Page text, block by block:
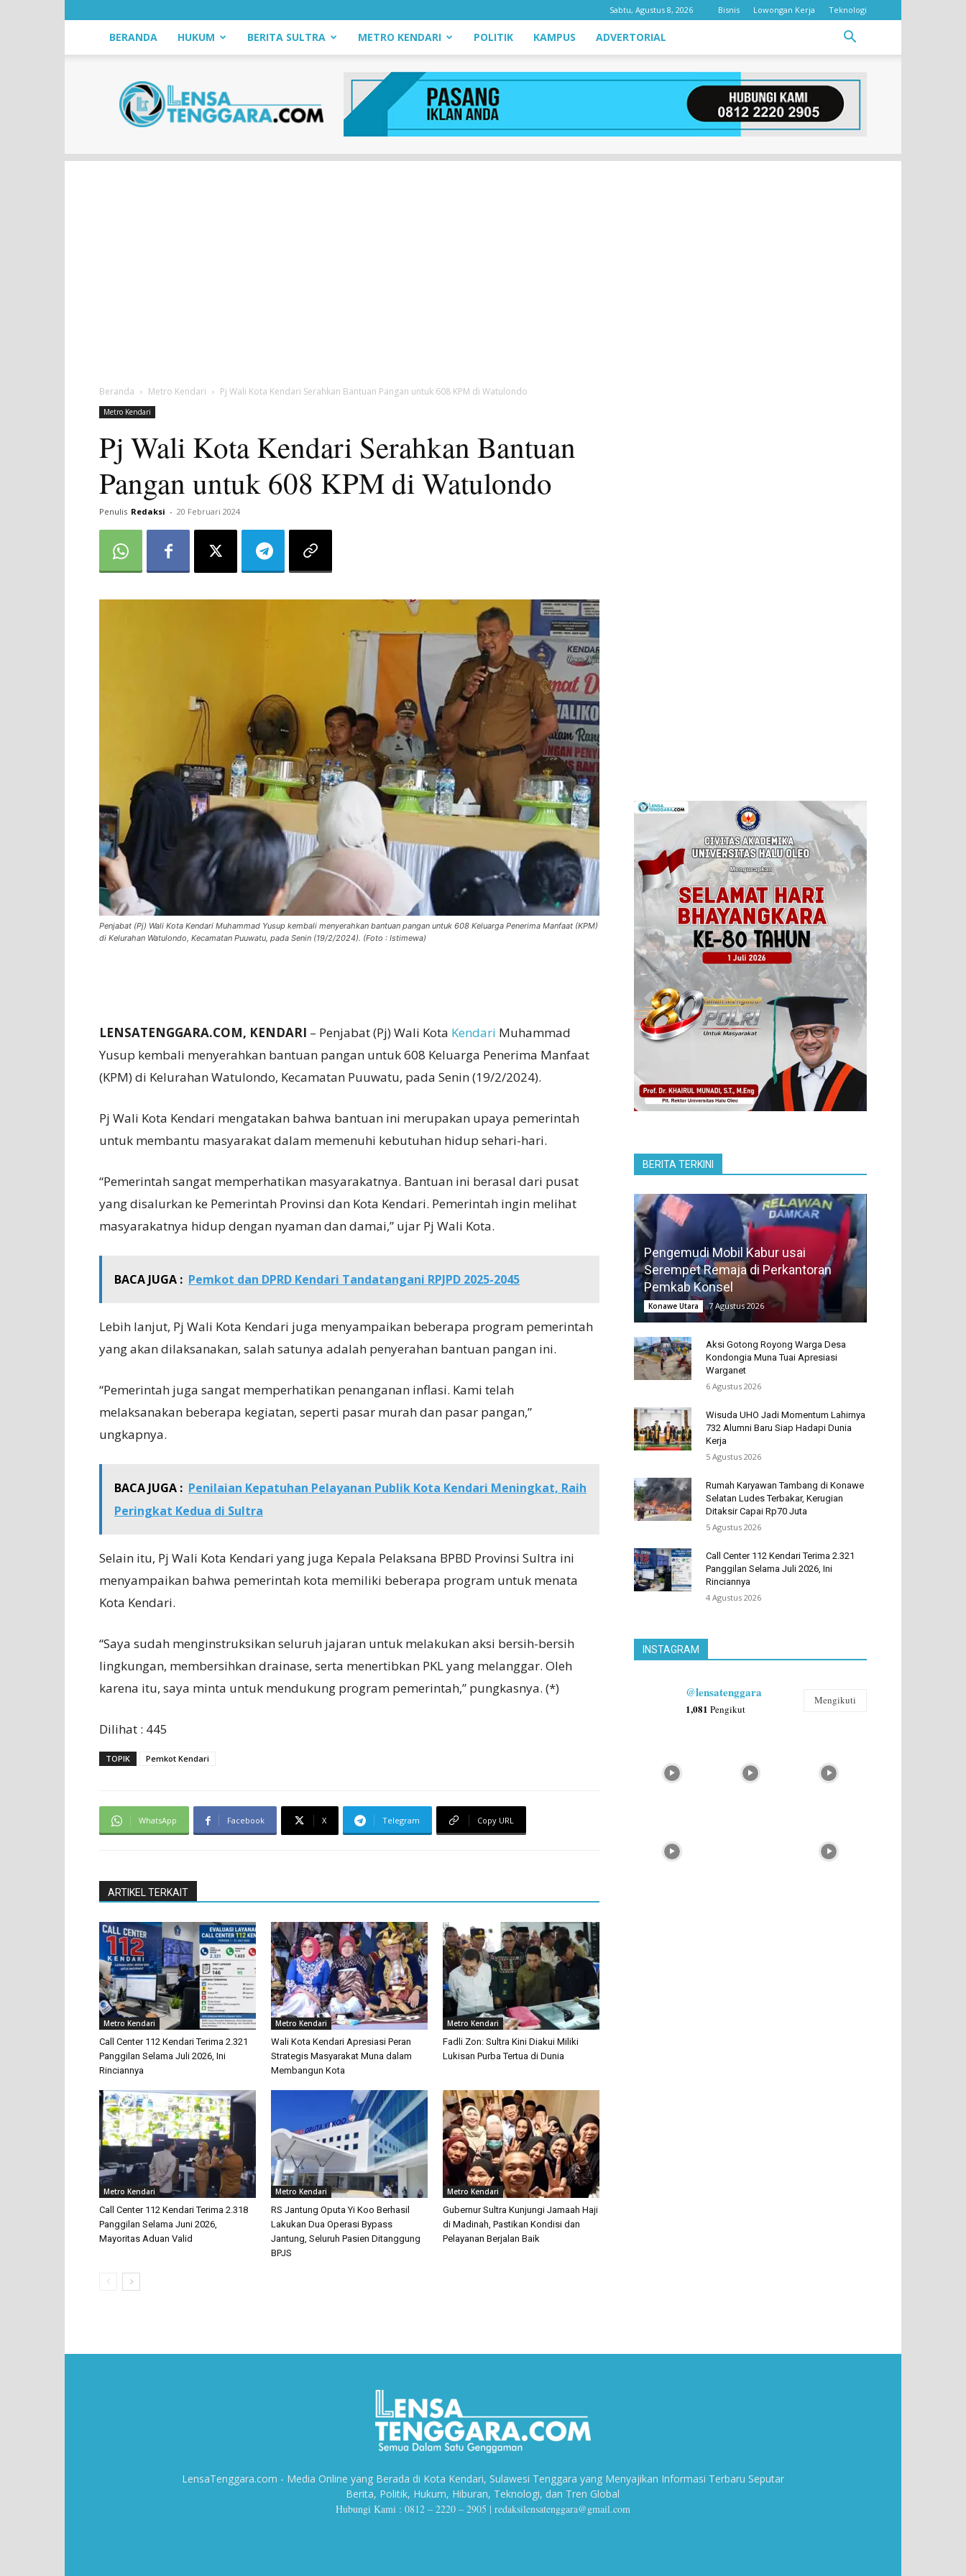
Sabtu, Agustus 8, 2026 Bisnis Lowongan Kerja Teknologi
BERANDA HUKUM BERITA SULTRA METRO KENDARI POLITIK KAMPUS ADVERTORIAL
LensaTenggara.com
Beranda Metro Kendari Pj Wali Kota Kendari Serahkan Bantuan Pangan untuk 608 KPM di Watulondo
Metro Kendari
Pj Wali Kota Kendari Serahkan Bantuan
Pangan untuk 608 KPM di Watulondo
Penulis Redaksi - 20 Februari 2024
Penjabat (Pj) Wali Kota Kendari Muhammad Yusup kembali menyerahkan bantuan pangan untuk 608 Keluarga Penerima Manfaat (KPM)
di Kelurahan Watulondo, Kecamatan Puuwatu, pada Senin (19/2/2024). (Foto : Istimewa)
LENSATENGGARA.COM, KENDARI – Penjabat (Pj) Wali Kota Kendari Muhammad
Yusup kembali menyerahkan bantuan pangan untuk 608 Keluarga Penerima Manfaat
(KPM) di Kelurahan Watulondo, Kecamatan Puuwatu, pada Senin (19/2/2024).
Pj Wali Kota Kendari mengatakan bahwa bantuan ini merupakan upaya pemerintah
untuk membantu masyarakat dalam memenuhi kebutuhan hidup sehari-hari.
“Pemerintah sangat memperhatikan masyarakatnya. Bantuan ini berasal dari pusat
yang disalurkan ke Pemerintah Provinsi dan Kota Kendari. Pemerintah ingin melihat
masyarakatnya hidup dengan nyaman dan damai,” ujar Pj Wali Kota.
BACA JUGA : Pemkot dan DPRD Kendari Tandatangani RPJPD 2025-2045
Lebih lanjut, Pj Wali Kota Kendari juga menyampaikan beberapa program pemerintah
yang akan dilaksanakan, salah satunya adalah penyerahan bantuan pangan ini.
“Pemerintah juga sangat memperhatikan penanganan inflasi. Kami telah
melaksanakan beberapa kegiatan, seperti pasar murah dan pasar pangan,”
ungkapnya.
BACA JUGA : Penilaian Kepatuhan Pelayanan Publik Kota Kendari Meningkat, Raih
Peringkat Kedua di Sultra
Selain itu, Pj Wali Kota Kendari yang juga Kepala Pelaksana BPBD Provinsi Sultra ini
menyampaikan bahwa pemerintah kota memiliki beberapa program untuk menata
Kota Kendari.
“Saya sudah menginstruksikan seluruh jajaran untuk melakukan aksi bersih-bersih
lingkungan, membersihkan drainase, serta menertibkan PKL yang melanggar. Oleh
karena itu, saya minta untuk mendukung program pemerintah,” pungkasnya. (*)
Dilihat : 445
TOPIK Pemkot Kendari
WhatsApp Facebook X Telegram Copy URL
ARTIKEL TERKAIT
Metro Kendari
Call Center 112 Kendari Terima 2.321
Panggilan Selama Juli 2026, Ini
Rinciannya
Metro Kendari
Wali Kota Kendari Apresiasi Peran
Strategis Masyarakat Muna dalam
Membangun Kota
Metro Kendari
Fadli Zon: Sultra Kini Diakui Miliki
Lukisan Purba Tertua di Dunia
Metro Kendari
Call Center 112 Kendari Terima 2.318
Panggilan Selama Juni 2026,
Mayoritas Aduan Valid
Metro Kendari
RS Jantung Oputa Yi Koo Berhasil
Lakukan Dua Operasi Bypass
Jantung, Seluruh Pasien Ditanggung
BPJS
Metro Kendari
Gubernur Sultra Kunjungi Jamaah Haji
di Madinah, Pastikan Kondisi dan
Pelayanan Berjalan Baik
BERITA TERKINI
Pengemudi Mobil Kabur usai
Serempet Remaja di Perkantoran
Pemkab Konsel
Konawe Utara 7 Agustus 2026
Aksi Gotong Royong Warga Desa
Kondongia Muna Tuai Apresiasi
Warganet
6 Agustus 2026
Wisuda UHO Jadi Momentum Lahirnya
732 Alumni Baru Siap Hadapi Dunia
Kerja
5 Agustus 2026
Rumah Karyawan Tambang di Konawe
Selatan Ludes Terbakar, Kerugian
Ditaksir Capai Rp70 Juta
5 Agustus 2026
Call Center 112 Kendari Terima 2.321
Panggilan Selama Juli 2026, Ini
Rinciannya
4 Agustus 2026
INSTAGRAM
@lensatenggara
1,081 Pengikut
Mengikuti
LensaTenggara.com - Media Online yang Berada di Kota Kendari, Sulawesi Tenggara yang Menyajikan Informasi Terbaru Seputar
Berita, Politik, Hukum, Hiburan, Teknologi, dan Tren Global
Hubungi Kami : 0812 – 2220 – 2905 | redaksilensatenggara@gmail.com